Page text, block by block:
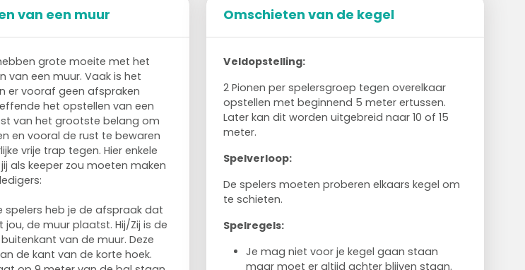
van een muur
grote moeite met het
van een muur. Vaak is het
er vooraf geen afspraken
het opstellen van een
van het grootste belang om
en vooral de rust te bewaren
vrije trap tegen. Hier enkele
als keeper zou moeten maken
spelers heb je de afspraak dat
jou, de muur plaatst. Hij/Zij is de
van de muur. Deze
de kant van de korte hoek.
Omschieten van de kegel
Veldopstelling:
2 Pionen per spelersgroep tegen overelkaar
opstellen met beginnend 5 meter ertussen.
Later kan dit worden uitgebreid naar 10 of 15
meter.
Spelverloop:
De spelers moeten proberen elkaars kegel om
te schieten.
Spelregels:
Je mag niet voor je kegel gaan staan
maar moet er altijd achter blijven staan.